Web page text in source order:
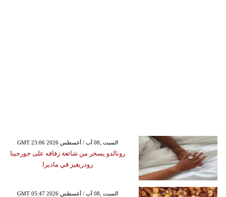
GMT 23:06 2026 السبت ,08 آب / أغسطس
رونالدو يسخر من شائعة زفافه على جورجينا
رودريغيز في ماديرا
GMT 05:47 2026 السبت ,08 آب / أغسطس